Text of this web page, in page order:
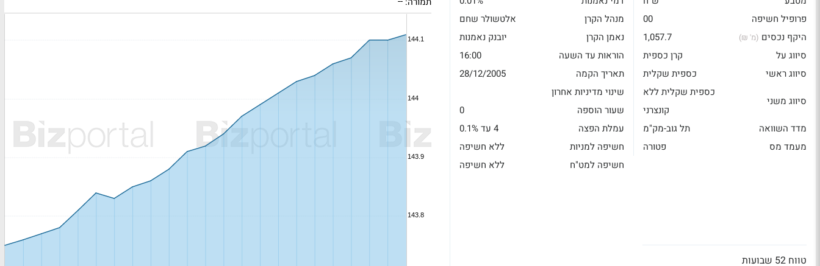
פרופיל חשיפה
00
היקף נכסים (מ' ₪)
1,057.7
סיווג על
קרן כספית
סיווג ראשי
כספית שקלית
סיווג משני
כספית שקלית ללא
קונצרני
מדד השוואה
תל גוב-מק"מ
מעמד מס
פטורה
מנהל הקרן
אלטשולר שחם
נאמן הקרן
יובנק נאמנות
הוראות עד השעה
16:00
תאריך הקמה
28/12/2005
שינוי מדיניות אחרון
שעור הוספה
0
עמלת הפצה
4 עד 0.1%
חשיפה למניות
ללא חשיפה
חשיפה למט"ח
ללא חשיפה
טווח 52 שבועות